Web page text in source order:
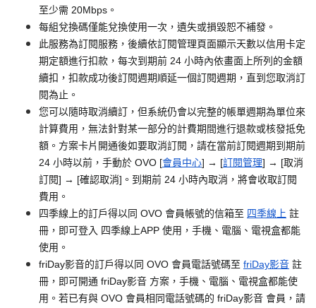
至少需 20Mbps。
每組兌換碼僅能兌換使用一次，遺失或損毀恕不補發。
此服務為訂閱服務，後續依訂閱管理頁面顯示天數以信用卡定
期定額進行扣款，每次到期前 24 小時內依畫面上所列的金額
續扣，扣款成功後訂閱週期順延一個訂閱週期，直到您取消訂
閱為止。
您可以隨時取消續訂，但系統仍會以完整的帳單週期為單位來
計算費用，無法針對某一部分的計費期間進行退款或核發抵免
額。方案卡片開通後如要取消訂閱，請在當前訂閱週期到期前
24 小時以前，手動於 OVO [會員中心] → [訂閱管理] → [取消
訂閱] → [確認取消]。到期前 24 小時內取消，將會收取訂閱
費用。
四季線上的訂戶得以同 OVO 會員帳號的信箱至 四季線上 註
冊，即可登入 四季線上APP 使用，手機、電腦、電視盒都能
使用。
friDay影音的訂戶得以同 OVO 會員電話號碼至 friDay影音 註
冊，即可開通 friDay影音 方案，手機、電腦、電視盒都能使
用。若已有與 OVO 會員相同電話號碼的 friDay影音 會員，請